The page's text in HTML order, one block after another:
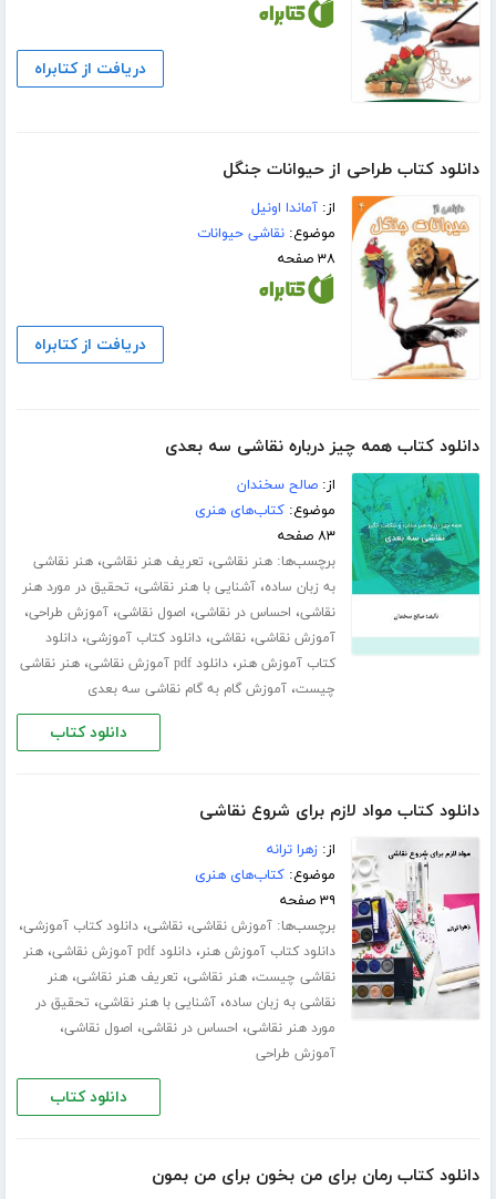
دریافت از کتابراه
دانلود کتاب طراحی از حیوانات جنگل
از:آماندا اونیل
موضوع:نقاشی حیوانات
۳۸ صفحه
دریافت از کتابراه
دانلود کتاب همه چیز درباره نقاشی سه بعدی
از:صالح سخندان
موضوع:کتاب‌های هنری
۸۳ صفحه
برچسب‌ها:هنر نقاشی، تعریف هنر نقاشی،هنر نقاشی
به زبان ساده،آشنایی با هنر نقاشی، تحقیق در مورد هنر
نقاشی، احساس در نقاشی، اصول نقاشی،آموزش طراحی،
آموزش نقاشی،نقاشی،دانلود کتاب آموزشی،دانلود
کتاب آموزش هنر،دانلود ‌pdf آموزش نقاشی ،هنر نقاشی
چیست،آموزش گام به گام نقاشی سه بعدی
دانلود کتاب
دانلود کتاب مواد لازم برای شروع نقاشی
از:زهرا ترانه
موضوع:کتاب‌های هنری
۳۹ صفحه
برچسب‌ها:آموزش نقاشی،نقاشی،دانلود کتاب آموزشی،
دانلود کتاب آموزش هنر،دانلود ‌pdf آموزش نقاشی ،هنر
نقاشی چیست،هنر نقاشی، تعریف هنر نقاشی،هنر
نقاشی به زبان ساده،آشنایی با هنر نقاشی، تحقیق در
مورد هنر نقاشی، احساس در نقاشی، اصول نقاشی،
آموزش طراحی
دانلود کتاب
دانلود کتاب رمان برای من بخون برای من بمون